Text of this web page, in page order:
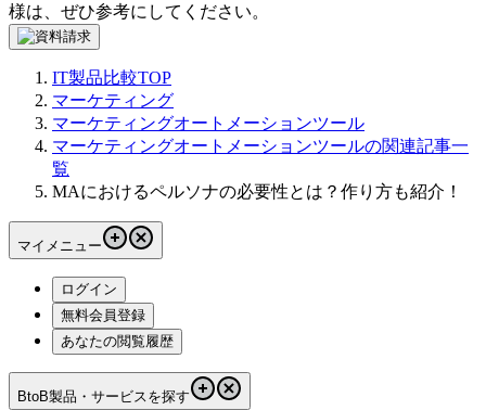
様は、ぜひ参考にしてください。
IT製品比較TOP
マーケティング
マーケティングオートメーションツール
マーケティングオートメーションツールの関連記事一
覧
MAにおけるペルソナの必要性とは？作り方も紹介！
マイメニュー
ログイン
無料会員登録
あなたの閲覧履歴
BtoB製品・サービスを探す